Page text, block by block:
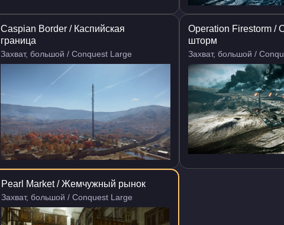
Caspian Border / Каспийская
граница
Захват, большой / Conquest Large
Operation Firestorm /
шторм
Захват, большой /
Pearl Market / Жемчужный рынок
Захват, большой / Conquest Large